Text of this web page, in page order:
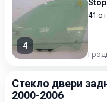
4
41
Стекло двери
2000-2006